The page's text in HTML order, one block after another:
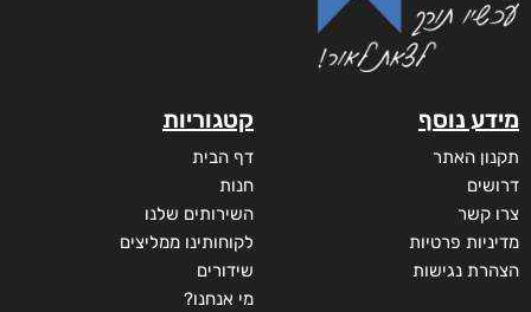
מידע נוסף
תקנון האתר
דרושים
צרו קשר
מדיניות פרטיות
הצהרת נגישות
קטגוריות
דף הבית
חנות
השירותים שלנו
לקוחותינו ממליצים
שידורים
מי אנחנו?